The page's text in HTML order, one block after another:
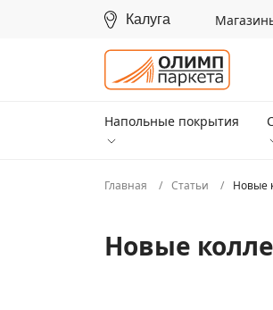
Калуга
Напольные покрытия
Главная Статьи Новые
Новые